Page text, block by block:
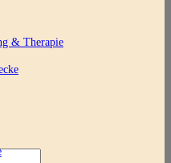
& Therapie